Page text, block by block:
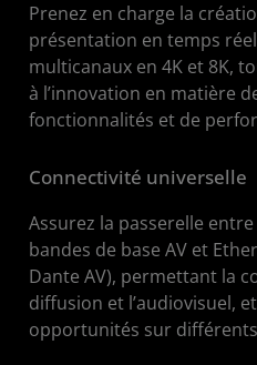
Prenez en charge la
présentation en temps
multicanaux en 4K et 8K,
à l’innovation en matière
fonctionnalités et de
Connectivité universelle
Assurez la passerelle
bandes de base AV et
Dante AV), permettant la
diffusion et l’audiovisuel,
opportunités sur